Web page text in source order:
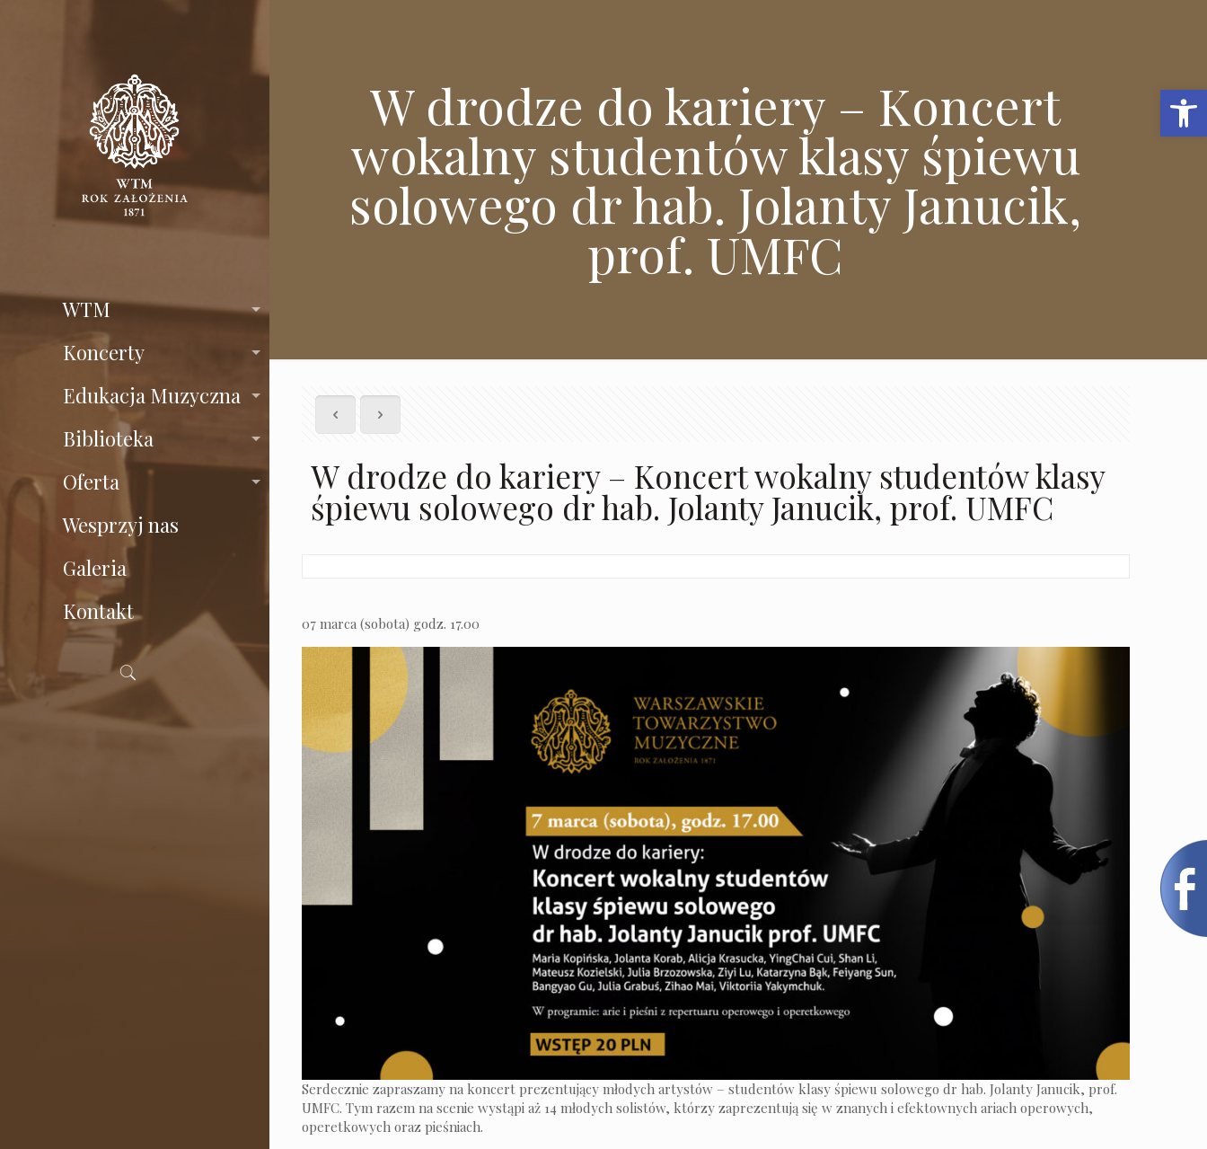
WTM
Koncerty
Edukacja Muzyczna
Biblioteka
Oferta
Wesprzyj nas
Galeria
Kontakt
W drodze do kariery – Koncert
wokalny studentów klasy śpiewu
solowego dr hab. Jolanty Janucik,
prof. UMFC
W drodze do kariery – Koncert wokalny studentów klasy
śpiewu solowego dr hab. Jolanty Janucik, prof. UMFC
07 marca (sobota) godz. 17.00
Serdecznie zapraszamy na koncert prezentujący młodych artystów – studentów klasy śpiewu solowego dr hab. Jolanty Janucik, prof.
UMFC. Tym razem na scenie wystąpi aż 14 młodych solistów, którzy zaprezentują się w znanych i efektownych ariach operowych,
operetkowych oraz pieśniach.